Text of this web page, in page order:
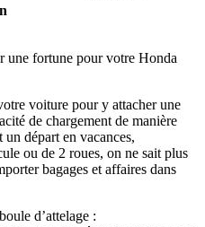
une fortune pour votre Honda
voiture pour y attacher une
de chargement de manière
départ en vacances,
ou de 2 roues, on ne sait plus
bagages et affaires dans
d’attelage :